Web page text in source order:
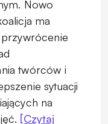
Nowo
ma
twórców i
sytuacji
na
[Czytaj